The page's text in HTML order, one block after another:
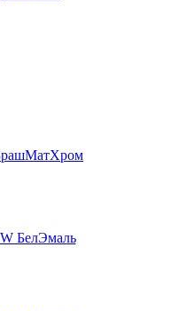
W БелЭмаль